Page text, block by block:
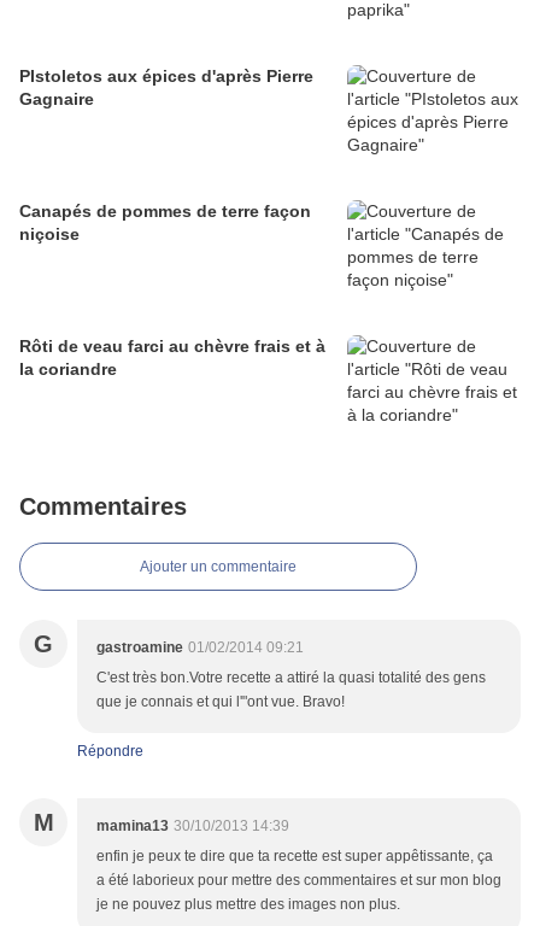
PIstoletos aux épices d'après Pierre
Gagnaire
Canapés de pommes de terre façon
niçoise
Rôti de veau farci au chèvre frais et à
la coriandre
Commentaires
Ajouter un commentaire
G gastroamine 01/02/2014 09:21
C'est très bon.Votre recette a attiré la quasi totalité des gens
que je connais et qui l'"ont vue. Bravo!
Répondre
M mamina13 30/10/2013 14:39
enfin je peux te dire que ta recette est super appêtissante, ça
a été laborieux pour mettre des commentaires et sur mon blog
je ne pouvez plus mettre des images non plus.